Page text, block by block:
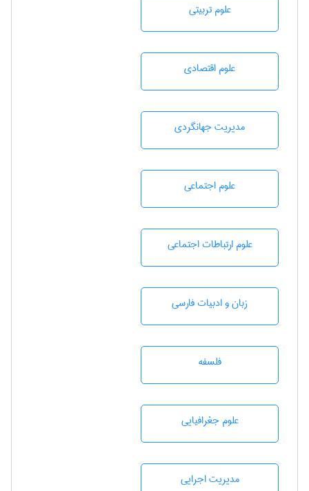
علوم تربيتی
علوم اقتصادی
مديريت جهانگردی
علوم اجتماعی
علوم ارتباطات اجتماعی
زبان و ادبيات فارسی
فلسفه
علوم جغرافيايی
مديريت اجرايی